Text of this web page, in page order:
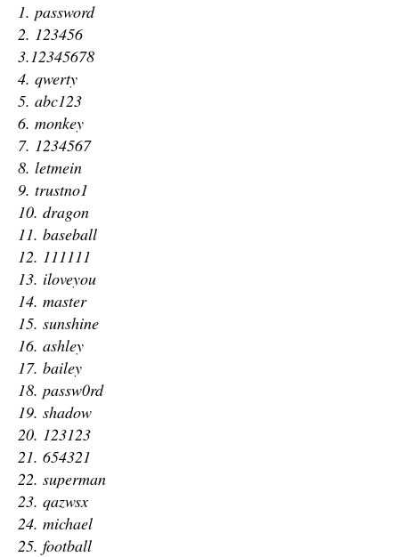
1. password
2. 123456
3.12345678
4. qwerty
5. abc123
6. monkey
7. 1234567
8. letmein
9. trustno1
10. dragon
11. baseball
12. 111111
13. iloveyou
14. master
15. sunshine
16. ashley
17. bailey
18. passw0rd
19. shadow
20. 123123
21. 654321
22. superman
23. qazwsx
24. michael
25. football